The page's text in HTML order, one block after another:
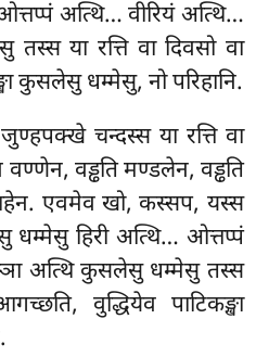
अत्थि… वीरियं अत्थि…
या रत्ति वा दिवसो वा
कुसलेसु धम्मेसु, नो परिहानि.
चन्दस्स या रत्ति वा
वड्ढति मण्डलेन, वड्ढति
एवमेव खो, कस्सप, यस्स
हिरी अत्थि… ओत्तप्पं
अत्थि कुसलेसु धम्मेसु तस्स
वुद्धियेव पाटिकङ्खा